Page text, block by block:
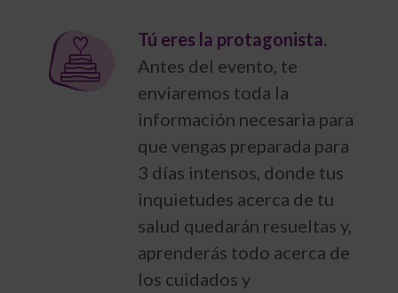
Tú eres la protagonista.
Antes del evento, te
enviaremos toda la
información necesaria para
que vengas preparada para
3 días intensos, donde tus
inquietudes acerca de tu
salud quedarán resueltas y,
aprenderás todo acerca de
los cuidados y